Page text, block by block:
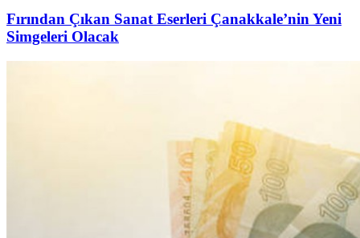
Fırından Çıkan Sanat Eserleri Çanakkale’nin Yeni
Simgeleri Olacak